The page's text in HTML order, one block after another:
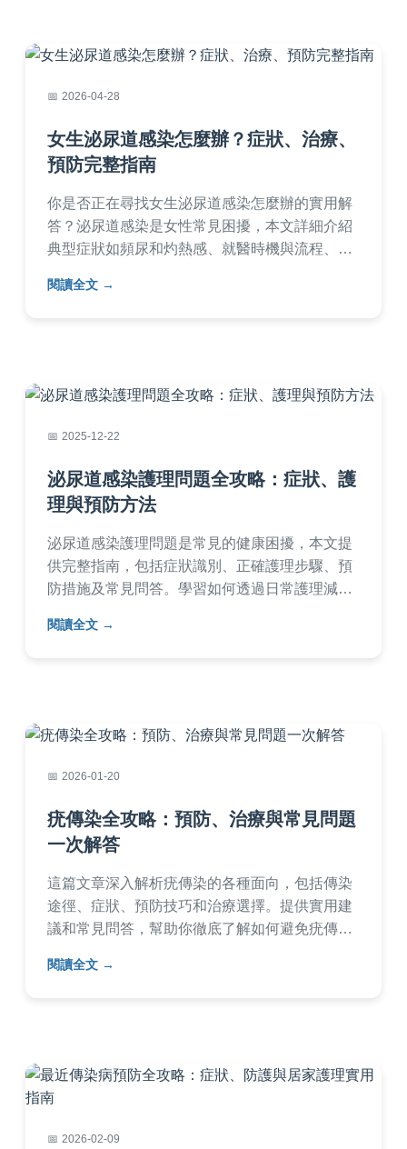
2026-04-28
女生泌尿道感染怎麼辦？症狀、治療、
預防完整指南
你是否正在尋找女生泌尿道感染怎麼辦的實用解
答？泌尿道感染是女性常見困擾，本文詳細介紹
典型症狀如頻尿和灼熱感、就醫時機與流程、抗
略如飲食調整和衛生習慣，並分享個人經驗和常
閱讀全文
2025-12-22
泌尿道感染護理問題全攻略：症狀、護
理與預防方法
泌尿道感染護理問題是常見的健康困擾，本文提
供完整指南，包括症狀識別、正確護理步驟、預
防措施及常見問答。學習如何透過日常護理減少
層參考。從居家護理到醫療建議，幫助您有效管
閱讀全文
2026-01-20
疣傳染全攻略：預防、治療與常見問題
一次解答
這篇文章深入解析疣傳染的各種面向，包括傳染
途徑、症狀、預防技巧和治療選擇。提供實用建
議和常見問答，幫助你徹底了解如何避免疣傳染
驗，確保資訊可靠實用。
閱讀全文
2026-02-09